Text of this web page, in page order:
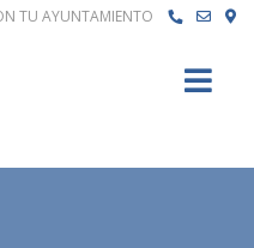
TU AYUNTAMIENTO